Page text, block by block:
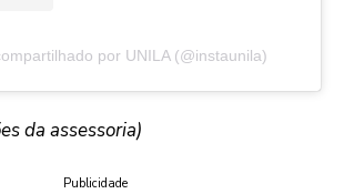
por UNILA (@instaunila)
da assessoria)
Publicidade